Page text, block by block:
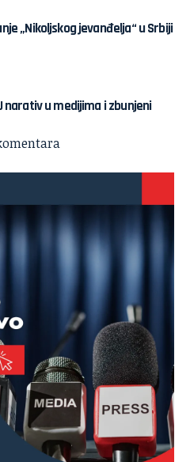
„Nikoljskog jevanđelja“ u Srbiji
narativ u medijima i zbunjeni